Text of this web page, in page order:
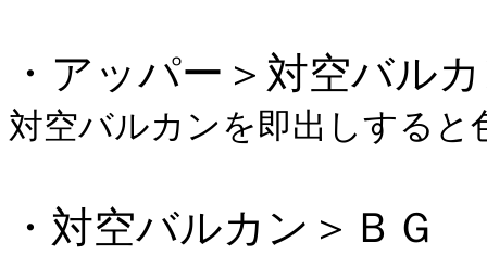
・アッパー＞対空バル
対空バルカンを即出しすると
・対空バルカン＞ＢＧ